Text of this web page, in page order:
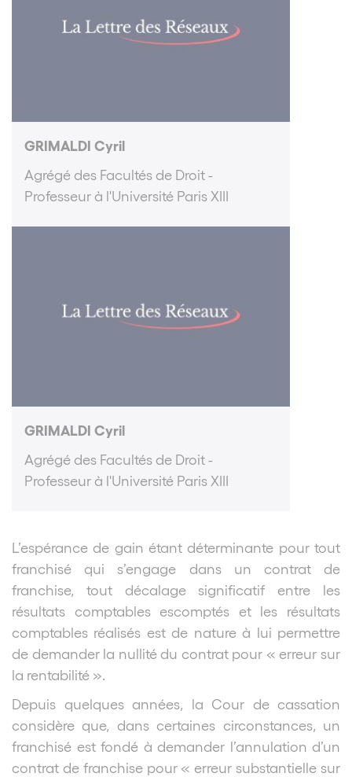
GRIMALDI Cyril
Agrégé des Facultés de Droit -
Professeur à l'Université Paris XIII
GRIMALDI Cyril
Agrégé des Facultés de Droit -
Professeur à l'Université Paris XIII
L’espérance de gain étant déterminante pour tout
franchisé qui s’engage dans un contrat de
franchise, tout décalage significatif entre les
résultats comptables escomptés et les résultats
comptables réalisés est de nature à lui permettre
de demander la nullité du contrat pour « erreur sur
la rentabilité ».
Depuis quelques années, la Cour de cassation
considère que, dans certaines circonstances, un
franchisé est fondé à demander l’annulation d’un
contrat de franchise pour « erreur substantielle sur